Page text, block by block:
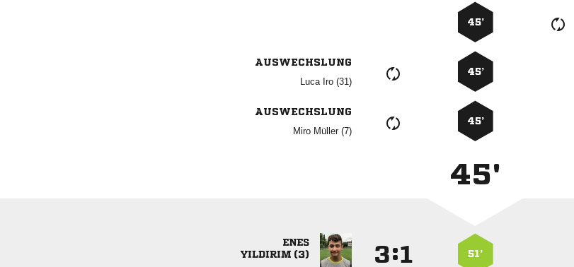
45’
AUSWECHSLUNG
  
45’
AUSWECHSLUNG
  
45’
45'

 
: 51’